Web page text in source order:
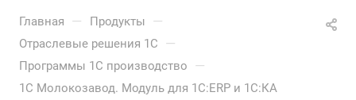
Главная — Продукты —
Отраслевые решения 1С —
Программы 1С производство —
1С Молокозавод. Модуль для 1С:ERP и 1С:КА